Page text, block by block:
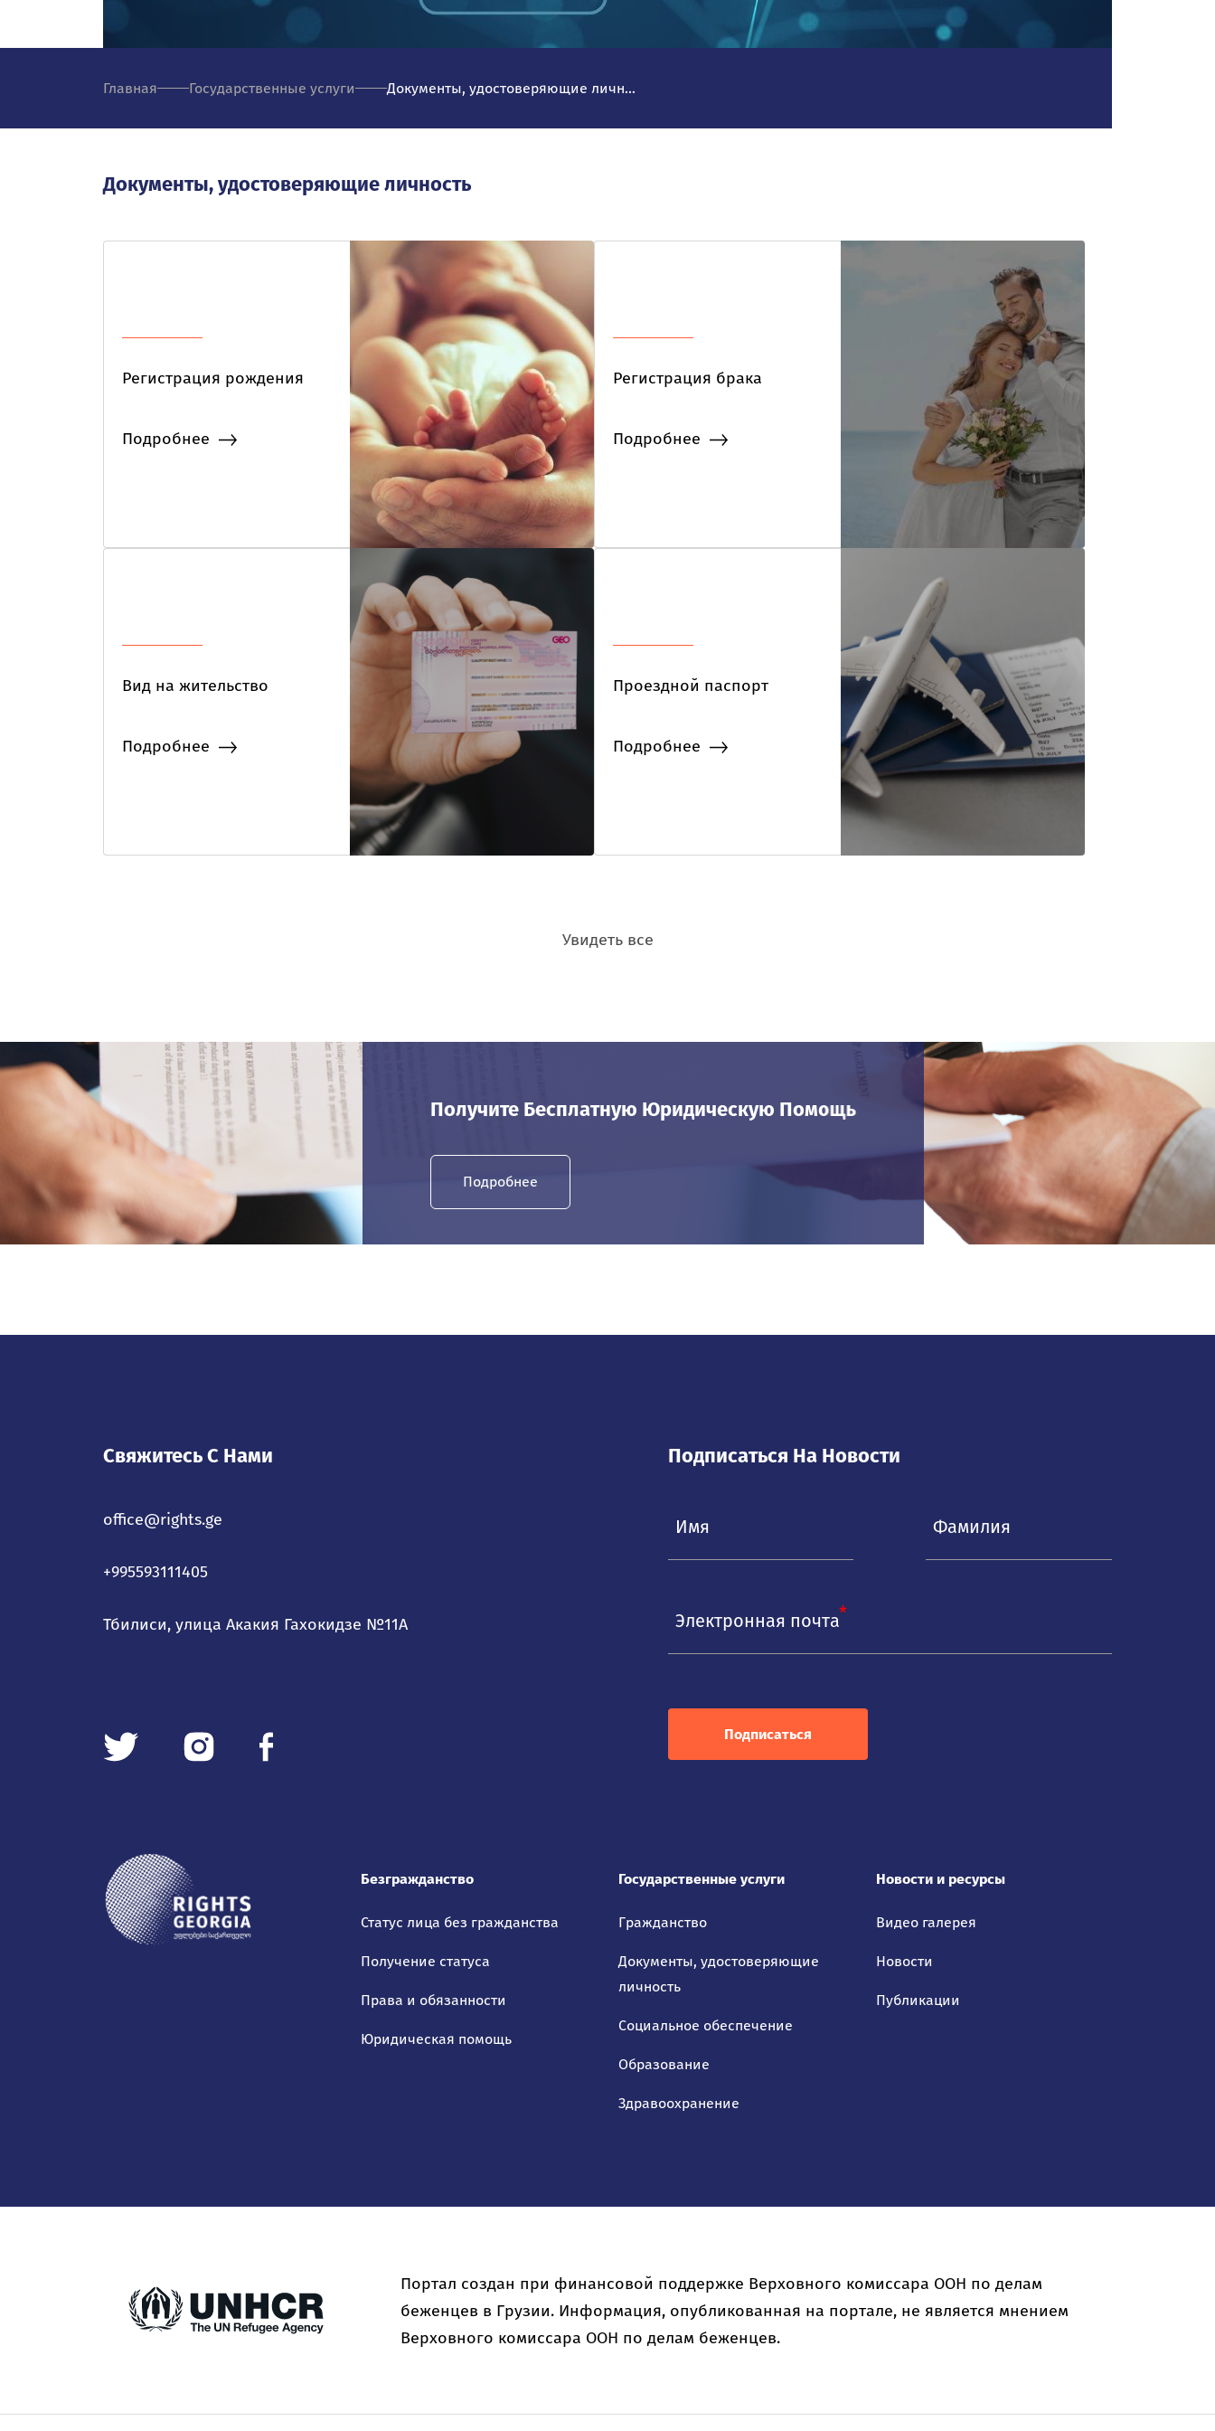
Главная Государственные услуги Документы, удостоверяющие личн...
Документы, удостоверяющие личность
Регистрация рождения
Подробнее
Регистрация брака
Подробнее
Вид на жительство
Подробнее
Проездной паспорт
Подробнее
Увидеть все
Получите Бесплатную Юридическую Помощь
Подробнее
Свяжитесь С Нами
office@rights.ge
+995593111405
Тбилиси, улица Акакия Гахокидзе №11А
Подписаться На Новости
Электронная почта
Подписаться
Безгражданство
Статус лица без гражданства
Получение статуса
Права и обязанности
Юридическая помощь
Государственные услуги
Гражданство
Документы, удостоверяющие
личность
Социальное обеспечение
Образование
Здравоохранение
Новости и ресурсы
Видео галерея
Новости
Публикации
Портал создан при финансовой поддержке Верховного комиссара ООН по делам
беженцев в Грузии. Информация, опубликованная на портале, не является мнением
Верховного комиссара ООН по делам беженцев.